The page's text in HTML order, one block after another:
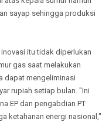
sayap sehingga produksi
itu tidak diperlukan
gas saat melakukan
dapat mengeliminasi
rupiah setiap bulan. "Ini
EP dan pengabdian PT
ketahanan energi nasional,"